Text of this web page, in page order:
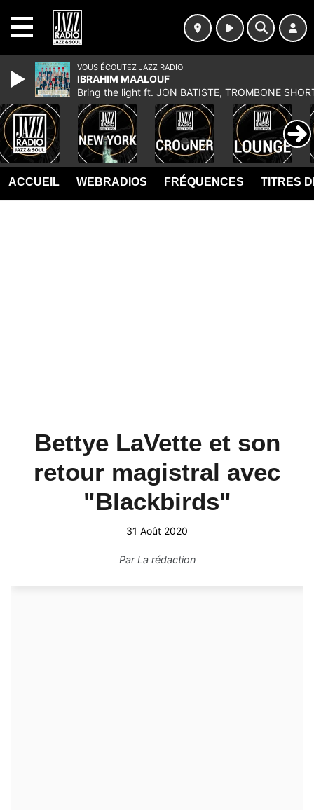
ACCUEIL WEBRADIOS FRÉQUENCES TITRES
Bettye LaVette et son
retour magistral avec
"Blackbirds"
31 Août 2020
ParLa rédaction
VOUS ÉCOUTEZ JAZZ RADIO
IBRAHIM MAALOUF
Bring the light ft. JON BATISTE, TROMBONE